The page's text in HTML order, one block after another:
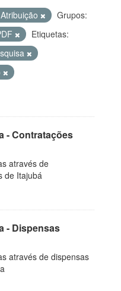
Grupos:
Etiquetas:
- Contratações
através de
de Itajubá
- Dispensas
através de dispensas